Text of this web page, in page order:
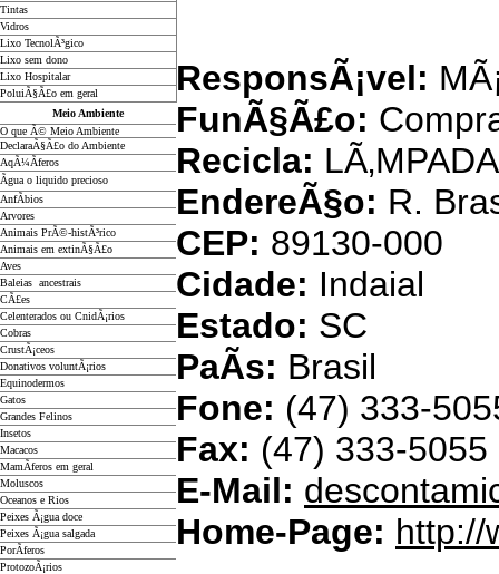
Tintas
Vidros
Lixo TecnolÃ³gico
Lixo sem dono
Lixo Hospitalar
PoluiÃ§Ã£o em geral
Meio Ambiente
O que Ã© Meio Ambiente
DeclaraÃ§Ã£o do Ambiente
AqÃ¼Ã­feros
Ãgua o liquido precioso
AnfÃ­bios
Arvores
Animais PrÃ©-histÃ³rico
Animais em extinÃ§Ã£o
Aves
Baleias ancestrais
CÃ£es
Celenterados ou CnidÃ¡rios
Cobras
CrustÃ¡ceos
Donativos voluntÃ¡rios
Equinodermos
Gatos
Grandes Felinos
Insetos
Macacos
MamÃ­feros em geral
Moluscos
Oceanos e Rios
Peixes Ã¡gua doce
Peixes Ã¡gua salgada
PorÃ­feros
ProtozoÃ¡rios
ResponsÃ¡vel:
FunÃ§Ã£o:
Recicla:
EndereÃ§o: R.
CEP: 89130-000
Cidade: Indaial
Estado: SC
PaÃ­s: Brasil
Fone: (47) 333-
Fax: (47) 333-5055
E-Mail:
Home-Page: http://